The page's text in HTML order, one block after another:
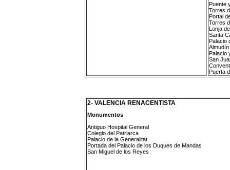
Puente
Torres
Portal
Torres
Lonja
Santa
Palacio
Almudín
Palacio
San
Puerta
2- VALENCIA RENACENTISTA
Monumentos
Antiguo Hospital General
Colegio del Patriarca
Palacio de la Generalitat
Portada del Palacio de los Duques de Mandas
San Miguel de los Reyes